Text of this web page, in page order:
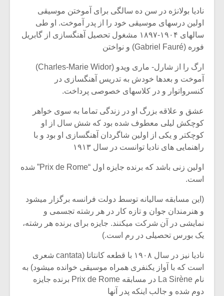
نادیا بولانژه در سن ده سالگی برای آموختن موسیقی
اولین درسهای موسیقی خود را از پدر آموخت. او طی
سالهای ۱۹۰۴-۱۸۹۷ مشغول تحصیل آهنگسازی از گابریل
فوره (Gabriel Fauré) و نواختن
ارگ را از شارل- ماری ویدو (Charles-Marie Widor)
آموخت و بعدها خودش به تدریس آهنگسازی در
کنسرواتوار و در کلاسهای خصوصی پرداخت.
عشق و علاقه بزرگ او در زندگی تماما به سوی خواهر
کوچکش لیلی معطوف شده بود که شش سال از او
کوچکتر و یکی از اولین شاگردان آهنگسازی او بود و با
راهنمایی های نادیا توانست در سال ۱۹۱۳
اولین زنی باشد که برنده جایزه اول “Prix de Rome” شده
است.
(این مسابقه سالیانه توسط دولت فرانسه برگزار میشود
و هنرمندان جوان و تازه کار در هر رشته تجسمی و
نمایشی در آن شرکت میکنند. جایزه برای برنده هر رشته،
یک بورس تحصیلی در رم است.)
نادیا نیز در سال ۱۹۰۸ با قطعه کانتاتا (cantata شعری‌
است که‌ با آواز یکنفری‌ همراه‌ موسیقی‌ خوانده‌ میشود) به
نام La Sirène در مسابقه Prix de Rome برنده جایزه
دوم شده و جالب اینکه پدر آنها
میکلوش روژا
یادداشتی بر موسیقی
شیش و نیم»
اگر نمی توانی
مشهورترین باشی،
بدنام ترین باش